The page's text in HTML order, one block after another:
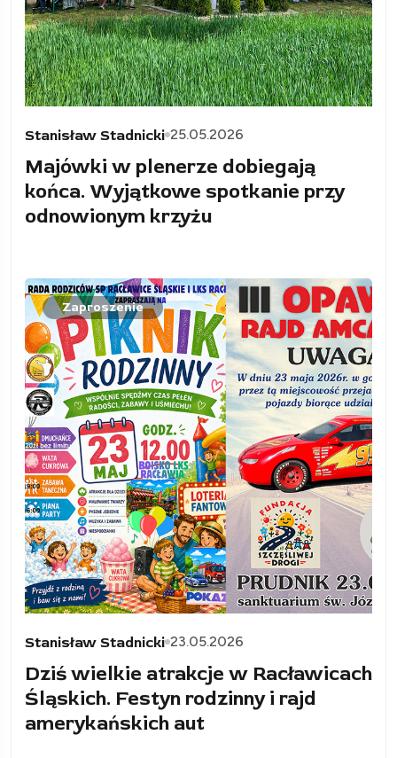
Stanisław Stadnicki 25.05.2026
Majówki w plenerze dobiegają
końca. Wyjątkowe spotkanie przy
odnowionym krzyżu
Zaproszenie
Stanisław Stadnicki 23.05.2026
Dziś wielkie atrakcje w Racławicach
Śląskich. Festyn rodzinny i rajd
amerykańskich aut